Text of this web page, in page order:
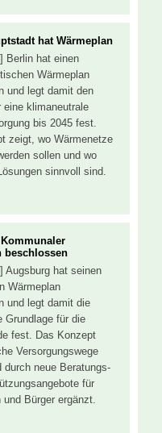
hat Wärmeplan
Berlin hat einen
Wärmeplan
und legt damit den
eine klimaneutrale
bis 2045 fest.
zeigt, wo Wärmenetze
sollen und wo
sinnvoll sind.
beschlossen
Augsburg hat seinen
Wärmeplan
und legt damit die
Grundlage für die
fest. Das Konzept
Versorgungswege
durch neue Beratungs-
für
und Bürger ergänzt.